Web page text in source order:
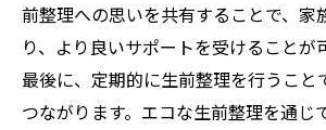
前整理への思いを共有することで、家
り、より良いサポートを受けることが
最後に、定期的に生前整理を行うこと
つながります。エコな生前整理を通じ